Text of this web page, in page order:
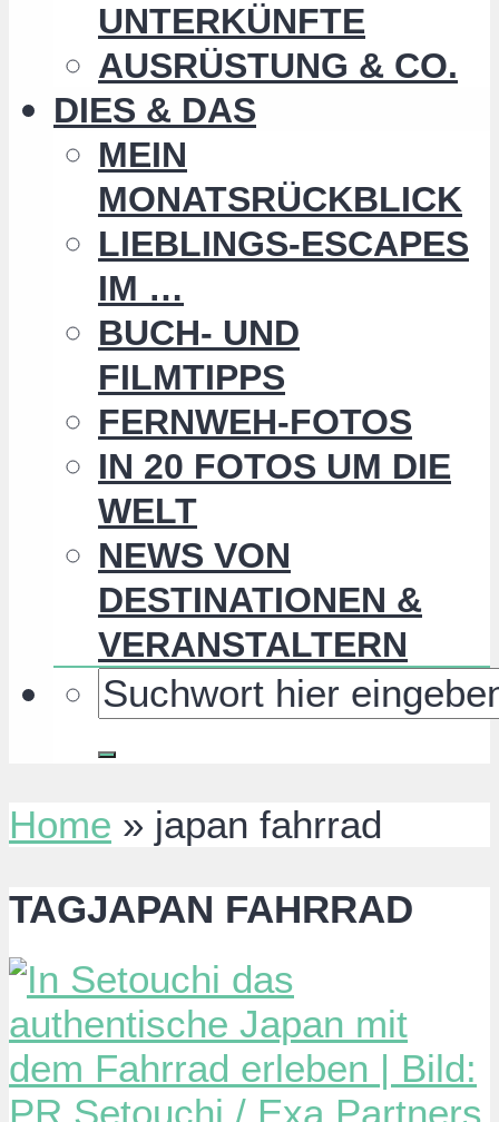
UNTERKÜNFTE
AUSRÜSTUNG & CO.
DIES & DAS
MEIN
MONATSRÜCKBLICK
LIEBLINGS-ESCAPES
IM …
BUCH- UND
FILMTIPPS
FERNWEH-FOTOS
IN 20 FOTOS UM DIE
WELT
NEWS VON
DESTINATIONEN &
VERANSTALTERN
Home » japan fahrrad
TAGJAPAN FAHRRAD